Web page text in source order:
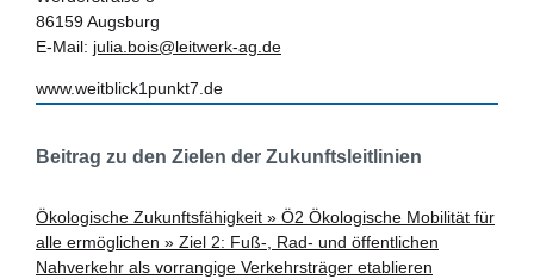
86159 Augsburg
E-Mail: julia.bois@leitwerk-ag.de
www.weitblick1punkt7.de
Beitrag zu den Zielen der Zukunftsleitlinien
Ökologische Zukunftsfähigkeit » Ö2 Ökologische Mobilität für
alle ermöglichen » Ziel 2: Fuß-, Rad- und öffentlichen
Nahverkehr als vorrangige Verkehrsträger etablieren